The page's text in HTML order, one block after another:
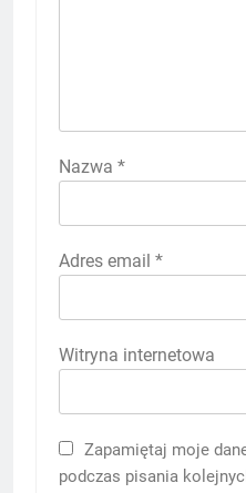
Nazwa *
Adres email *
Witryna internetowa
Zapamiętaj moje
podczas pisania